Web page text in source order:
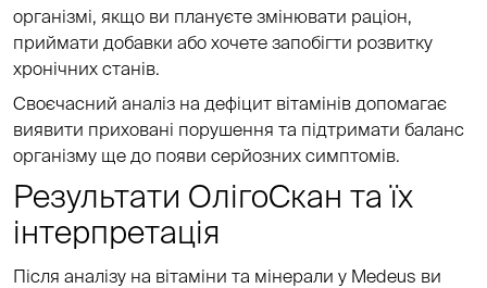
організмі, якщо ви плануєте змінювати раціон,
приймати добавки або хочете запобігти розвитку
хронічних станів.
Своєчасний аналіз на дефіцит вітамінів допомагає
виявити приховані порушення та підтримати баланс
організму ще до появи серйозних симптомів.
Результати ОлігоСкан та їх
інтерпретація
Після аналізу на вітаміни та мінерали у Medeus ви